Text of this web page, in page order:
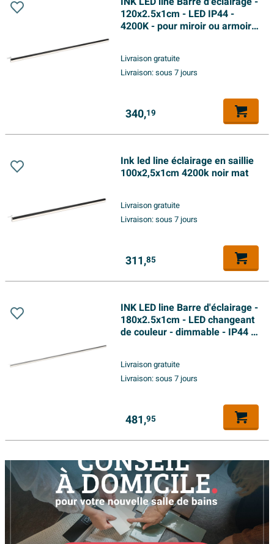
120x2.5x1cm - LED IP44 -
4200K - pour miroir ou armoire
Livraison gratuite
Livraison:sous 7 jours
340,19
Ink led line éclairage en saillie
100x2,5x1cm 4200k noir mat
Livraison gratuite
Livraison:sous 7 jours
311,85
INK LED line Barre d'éclairage -
180x2.5x1cm - LED changeant
de couleur - dimmable - IP44 -
Livraison gratuite
Livraison:sous 7 jours
481,95